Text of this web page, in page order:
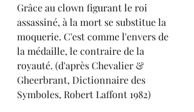
Grâce au clown figurant le roi
assassiné, à la mort se substitue la
moquerie. C'est comme l'envers de
la médaille, le contraire de la
royauté. (d'après Chevalier &
Gheerbrant, Dictionnaire des
Symboles, Robert Laffont 1982)